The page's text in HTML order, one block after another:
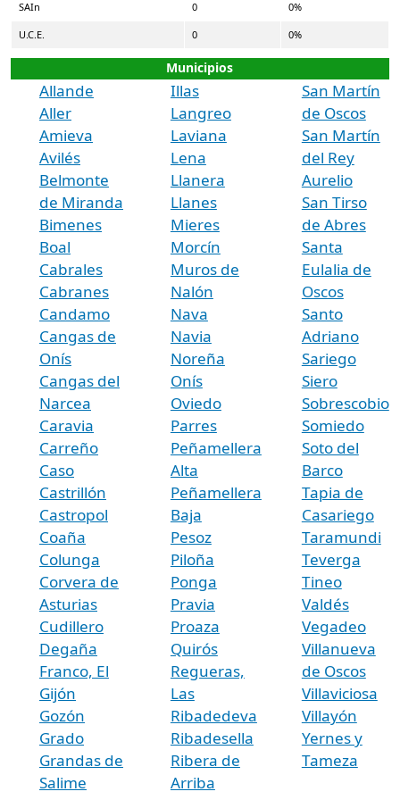
SAIn 0 0%
U.C.E. 0 0%
Municipios
Allande
Aller
Amieva
Avilés
Belmonte
de Miranda
Bimenes
Boal
Cabrales
Cabranes
Candamo
Cangas de
Onís
Cangas del
Narcea
Caravia
Carreño
Caso
Castrillón
Castropol
Coaña
Colunga
Corvera de
Asturias
Cudillero
Degaña
Franco, El
Gijón
Gozón
Grado
Grandas de
Salime
Illas
Langreo
Laviana
Lena
Llanera
Llanes
Mieres
Morcín
Muros de
Nalón
Nava
Navia
Noreña
Onís
Oviedo
Parres
Peñamellera
Alta
Peñamellera
Baja
Pesoz
Piloña
Ponga
Pravia
Proaza
Quirós
Regueras,
Las
Ribadedeva
Ribadesella
Ribera de
Arriba
San Martín
de Oscos
San Martín
del Rey
Aurelio
San Tirso
de Abres
Santa
Eulalia de
Oscos
Santo
Adriano
Sariego
Siero
Sobrescobio
Somiedo
Soto del
Barco
Tapia de
Casariego
Taramundi
Teverga
Tineo
Valdés
Vegadeo
Villanueva
de Oscos
Villaviciosa
Villayón
Yernes y
Tameza